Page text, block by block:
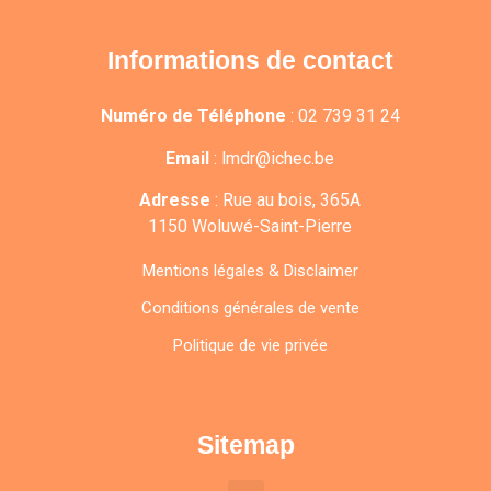
Informations de contact
Numéro de Téléphone : 02 739 31 24
Email : lmdr@ichec.be
Adresse : Rue au bois, 365A
1150 Woluwé-Saint-Pierre
Mentions légales & Disclaimer
Conditions générales de vente
Politique de vie privée
Sitemap